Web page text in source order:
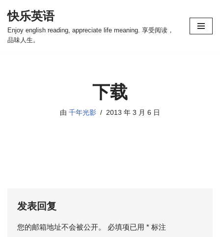
跳
至
快乐英语
Enjoy english reading, appreciate life meaning. 享受阅读，
品味人生。
下载
由 千年光影 2013 年 3 月 6 日
发表回复
您的邮箱地址不会被公开。 必填项已用 * 标注